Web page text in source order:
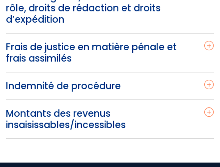
rôle, droits de rédaction et droits
d’expédition
Frais de justice en matière pénale et
frais assimilés
Indemnité de procédure
Montants des revenus
insaisissables/incessibles